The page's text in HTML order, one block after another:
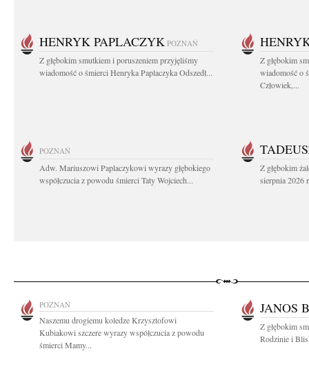
HENRYK PAPLACZYK POZNAŃ
Z głębokim smutkiem i poruszeniem przyjęliśmy
wiadomość o śmierci Henryka Paplaczyka Odszedł...
Z głębokim
wiadomość o
Człowiek,...
POZNAŃ
Adw. Mariuszowi Paplaczykowi wyrazy głębokiego
współczucia z powodu śmierci Taty Wojciech...
Z głębokim
sierpnia 2026
POZNAŃ
Naszemu drogiemu koledze Krzysztofowi
Kubiakowi szczere wyrazy współczucia z powodu
śmierci Mamy...
JANOS
Z głębokim
Rodzinie i